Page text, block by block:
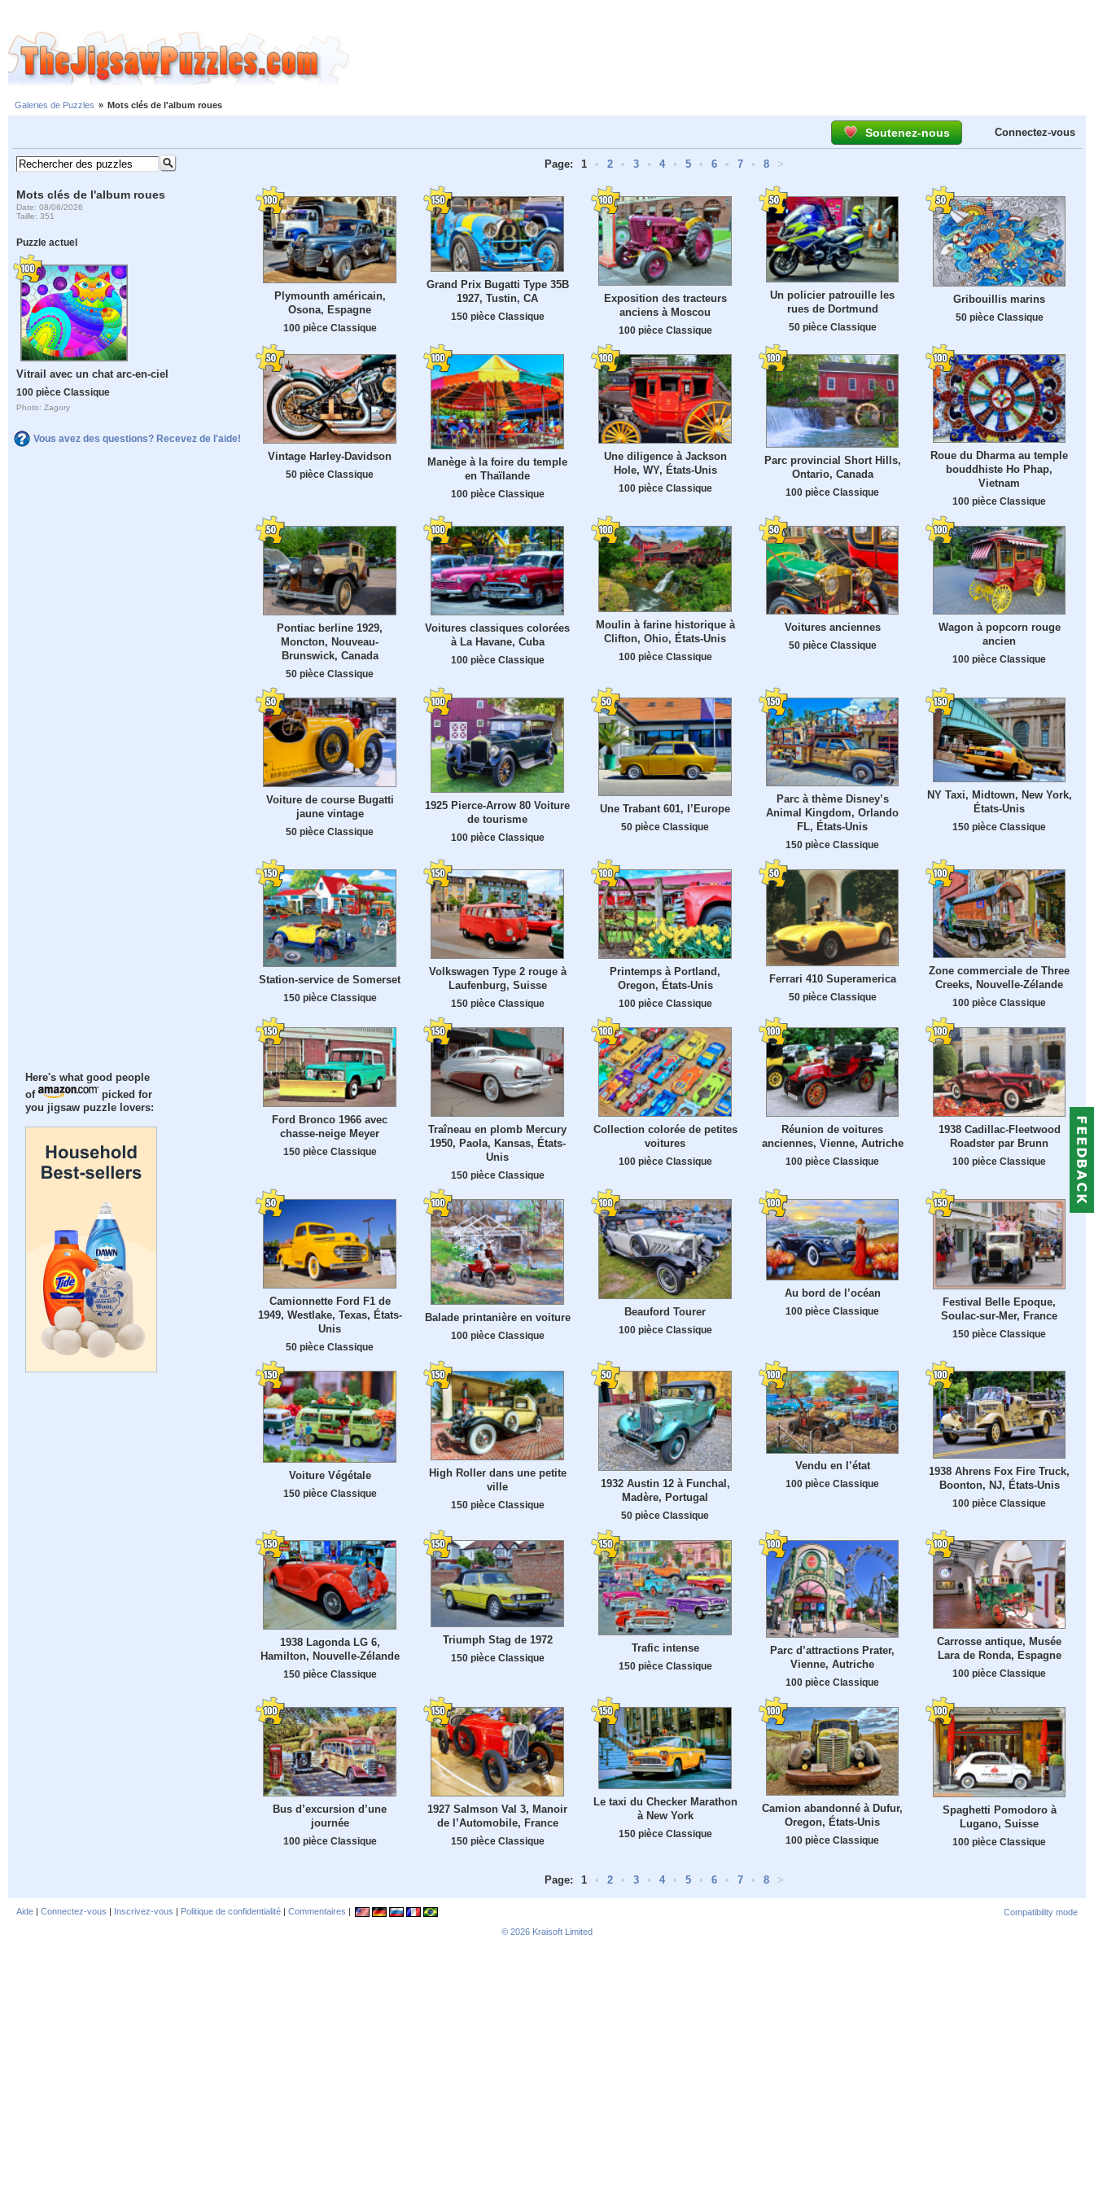
Galeries de Puzzles » Mots clés de l'album roues
Soutenez-nous Connectez-vous
Mots clés de l'album roues
Date: 08/06/2026
Taille: 351
Puzzle actuel
Vitrail avec un chat arc-en-ciel
100 pièce Classique
Photo: Zagory
Vous avez des questions? Recevez de l'aide!
Here's what good people
of
picked for
you jigsaw puzzle lovers:
Page: 1 • 2 • 3 • 4 • 5 • 6 • 7 • 8 >
Plymounth américain,
Osona, Espagne
100 pièce Classique
Grand Prix Bugatti Type 35B
1927, Tustin, CA
150 pièce Classique
Exposition des tracteurs
anciens à Moscou
100 pièce Classique
Un policier patrouille les
rues de Dortmund
50 pièce Classique
Gribouillis marins
50 pièce Classique
Vintage Harley-Davidson
50 pièce Classique
Manège à la foire du temple
en Thaïlande
100 pièce Classique
Une diligence à Jackson
Hole, WY, États-Unis
100 pièce Classique
Parc provincial Short Hills,
Ontario, Canada
100 pièce Classique
Roue du Dharma au temple
bouddhiste Ho Phap,
Vietnam
100 pièce Classique
Pontiac berline 1929,
Moncton, Nouveau-
Brunswick, Canada
50 pièce Classique
Voitures classiques colorées
à La Havane, Cuba
100 pièce Classique
Moulin à farine historique à
Clifton, Ohio, États-Unis
100 pièce Classique
Voitures anciennes
50 pièce Classique
Wagon à popcorn rouge
ancien
100 pièce Classique
Voiture de course Bugatti
jaune vintage
50 pièce Classique
1925 Pierce-Arrow 80 Voiture
de tourisme
100 pièce Classique
Une Trabant 601, l’Europe
50 pièce Classique
Parc à thème Disney’s
Animal Kingdom, Orlando
FL, États-Unis
150 pièce Classique
NY Taxi, Midtown, New York,
États-Unis
150 pièce Classique
Station-service de Somerset
150 pièce Classique
Volkswagen Type 2 rouge à
Laufenburg, Suisse
150 pièce Classique
Printemps à Portland,
Oregon, États-Unis
100 pièce Classique
Ferrari 410 Superamerica
50 pièce Classique
Zone commerciale de Three
Creeks, Nouvelle-Zélande
100 pièce Classique
Ford Bronco 1966 avec
chasse-neige Meyer
150 pièce Classique
Traîneau en plomb Mercury
1950, Paola, Kansas, États-
Unis
150 pièce Classique
Collection colorée de petites
voitures
100 pièce Classique
Réunion de voitures
anciennes, Vienne, Autriche
100 pièce Classique
1938 Cadillac-Fleetwood
Roadster par Brunn
100 pièce Classique
Camionnette Ford F1 de
1949, Westlake, Texas, États-
Unis
50 pièce Classique
Balade printanière en voiture
100 pièce Classique
Beauford Tourer
100 pièce Classique
Au bord de l’océan
100 pièce Classique
Festival Belle Epoque,
Soulac-sur-Mer, France
150 pièce Classique
Voiture Végétale
150 pièce Classique
High Roller dans une petite
ville
150 pièce Classique
1932 Austin 12 à Funchal,
Madère, Portugal
50 pièce Classique
Vendu en l’état
100 pièce Classique
1938 Ahrens Fox Fire Truck,
Boonton, NJ, États-Unis
100 pièce Classique
1938 Lagonda LG 6,
Hamilton, Nouvelle-Zélande
150 pièce Classique
Triumph Stag de 1972
150 pièce Classique
Trafic intense
150 pièce Classique
Parc d’attractions Prater,
Vienne, Autriche
100 pièce Classique
Carrosse antique, Musée
Lara de Ronda, Espagne
100 pièce Classique
Bus d’excursion d’une
journée
100 pièce Classique
1927 Salmson Val 3, Manoir
de l’Automobile, France
150 pièce Classique
Le taxi du Checker Marathon
à New York
150 pièce Classique
Camion abandonné à Dufur,
Oregon, États-Unis
100 pièce Classique
Spaghetti Pomodoro à
Lugano, Suisse
100 pièce Classique
Page: 1 • 2 • 3 • 4 • 5 • 6 • 7 • 8 >
Aide | Connectez-vous | Inscrivez-vous | Politique de confidentialité | Commentaires |
Compatibility mode
© 2026 Kraisoft Limited